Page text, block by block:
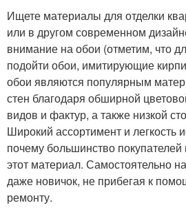
Ищете материалы для отделки
или в другом современном
внимание на обои (отметим, что
подойти обои, имитирующие
обои являются популярным
стен благодаря обширной
видов и фактур, а также низкой
Широкий ассортимент и легкость
почему большинство
этот материал. Самостоятельно
даже новичок, не прибегая к
ремонту.